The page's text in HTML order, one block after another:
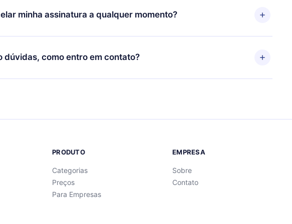
em 3 línguas (Inglês, espanhol e português) que você pode ler ou
momento através do nosso aplicativo disponível para iOS, Android e
minha assinatura a qualquer momento?
por não renovar sua assinatura do 12min, você pode cancelar a
e o próximo ciclo de cobrança não ocorrerá.
dúvidas, como entro em contato?
para entrar em contato porsupport@12min.com.
PRODUTO
Categorias
Preços
Para Empresas
EMPRESA
Sobre
Contato